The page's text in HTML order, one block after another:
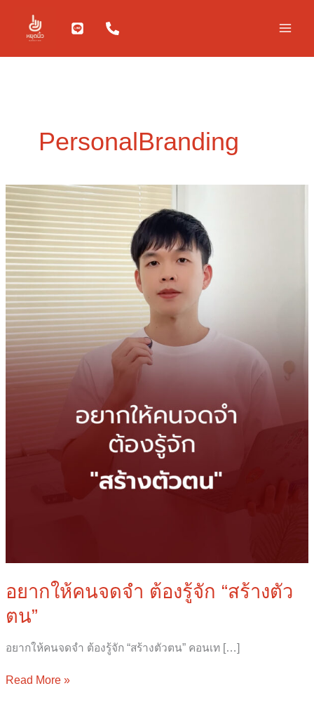
content
PersonalBranding
อยากให้คนจดจำ ต้องรู้จัก “สร้างตัว
ตน”
อยากให้คนจดจำ ต้องรู้จัก “สร้างตัวตน” คอนเท […]
อยาก
ให้
คน
จดจำ
ต้อง
รู้จัก
“สร้าง
ตัว
ตน”
Read More »